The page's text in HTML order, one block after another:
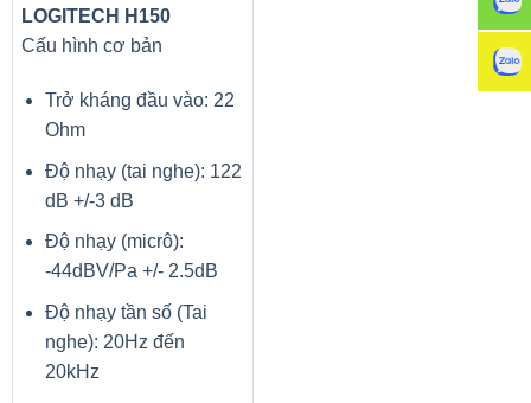
LOGITECH H150
Cấu hình cơ bản
Trở kháng đầu vào: 22
Ohm
Độ nhạy (tai nghe): 122
dB +/-3 dB
Độ nhạy (micrô):
-44dBV/Pa +/- 2.5dB
Độ nhạy tần số (Tai
nghe): 20Hz đến
20kHz